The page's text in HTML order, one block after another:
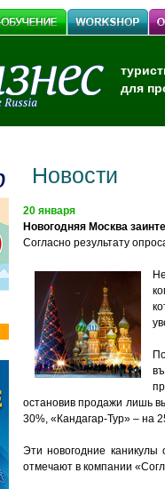
для
Новости
20 января
Новогодняя Москва
Согласно результату
остановив продажи лишь
30%, «Кандагар-Тур» – на
Эти новогодние каникулы
отмечают в компании